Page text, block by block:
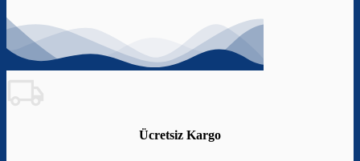
Ücretsiz Kargo